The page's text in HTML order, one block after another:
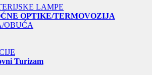
LAMPE
OPTIKE/TERMOVOZIJA
OBUĆA
Turizam